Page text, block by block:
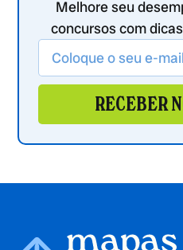
Melhore seu
concursos com
RECEBER